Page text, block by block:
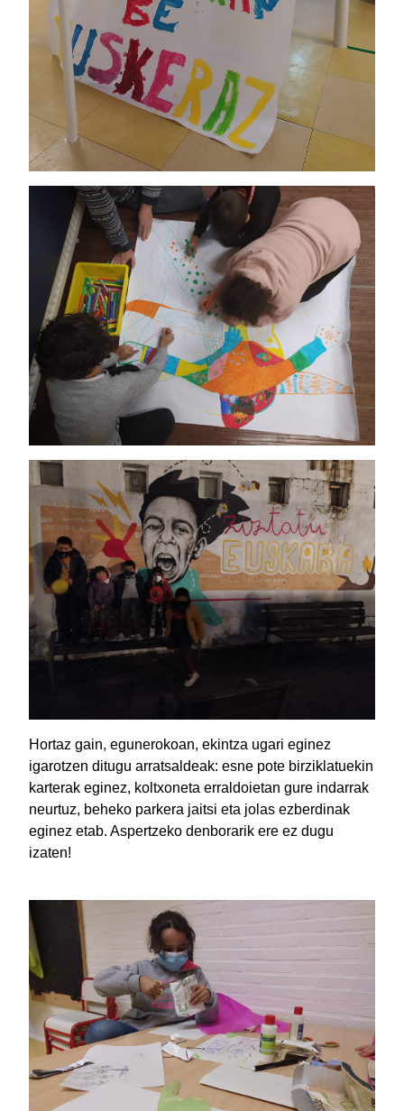
Hortaz gain, egunerokoan, ekintza ugari eginez
igarotzen ditugu arratsaldeak: esne pote birziklatuekin
karterak eginez, koltxoneta erraldoietan gure indarrak
neurtuz, beheko parkera jaitsi eta jolas ezberdinak
eginez etab. Aspertzeko denborarik ere ez dugu
izaten!